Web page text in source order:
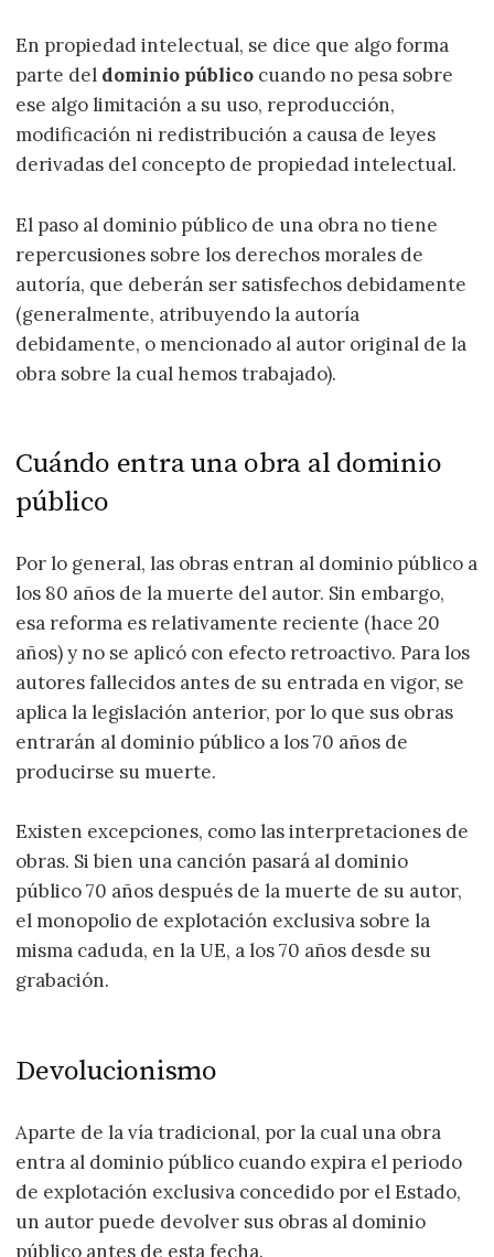
En propiedad intelectual, se dice que algo forma
parte del dominio público cuando no pesa sobre
ese algo limitación a su uso, reproducción,
modificación ni redistribución a causa de leyes
derivadas del concepto de propiedad intelectual.
El paso al dominio público de una obra no tiene
repercusiones sobre los derechos morales de
autoría, que deberán ser satisfechos debidamente
(generalmente, atribuyendo la autoría
debidamente, o mencionado al autor original de la
obra sobre la cual hemos trabajado).
Cuándo entra una obra al dominio
público
Por lo general, las obras entran al dominio público a
los 80 años de la muerte del autor. Sin embargo,
esa reforma es relativamente reciente (hace 20
años) y no se aplicó con efecto retroactivo. Para los
autores fallecidos antes de su entrada en vigor, se
aplica la legislación anterior, por lo que sus obras
entrarán al dominio público a los 70 años de
producirse su muerte.
Existen excepciones, como las interpretaciones de
obras. Si bien una canción pasará al dominio
público 70 años después de la muerte de su autor,
el monopolio de explotación exclusiva sobre la
misma caduda, en la UE, a los 70 años desde su
grabación.
Devolucionismo
Aparte de la vía tradicional, por la cual una obra
entra al dominio público cuando expira el periodo
de explotación exclusiva concedido por el Estado,
un autor puede devolver sus obras al dominio
público antes de esta fecha.